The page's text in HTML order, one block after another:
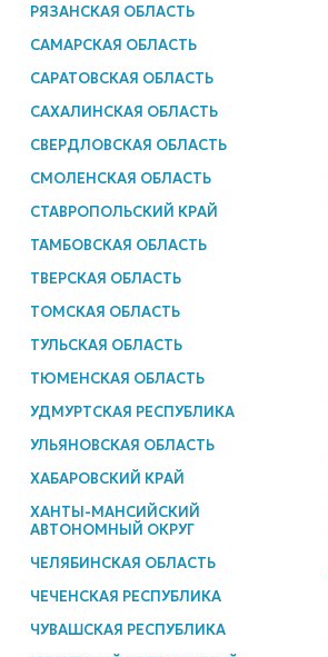
РЯЗАНСКАЯ ОБЛАСТЬ
САМАРСКАЯ ОБЛАСТЬ
САРАТОВСКАЯ ОБЛАСТЬ
САХАЛИНСКАЯ ОБЛАСТЬ
СВЕРДЛОВСКАЯ ОБЛАСТЬ
СМОЛЕНСКАЯ ОБЛАСТЬ
СТАВРОПОЛЬСКИЙ КРАЙ
ТАМБОВСКАЯ ОБЛАСТЬ
ТВЕРСКАЯ ОБЛАСТЬ
ТОМСКАЯ ОБЛАСТЬ
ТУЛЬСКАЯ ОБЛАСТЬ
ТЮМЕНСКАЯ ОБЛАСТЬ
УДМУРТСКАЯ РЕСПУБЛИКА
УЛЬЯНОВСКАЯ ОБЛАСТЬ
ХАБАРОВСКИЙ КРАЙ
ХАНТЫ-МАНСИЙСКИЙ
АВТОНОМНЫЙ ОКРУГ
ЧЕЛЯБИНСКАЯ ОБЛАСТЬ
ЧЕЧЕНСКАЯ РЕСПУБЛИКА
ЧУВАШСКАЯ РЕСПУБЛИКА